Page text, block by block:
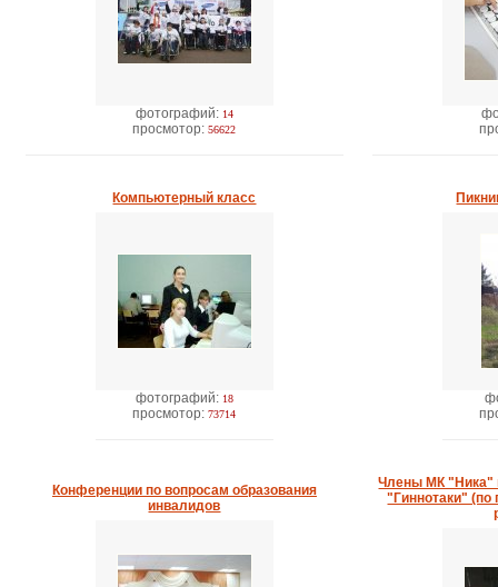
фотографий: 14
просмотор: 56622
Компьютерный класс
фотографий: 18
просмотор: 73714
Конференции по вопросам образования
инвалидов
Члены МК "Ника"
"Гиннотаки" (по